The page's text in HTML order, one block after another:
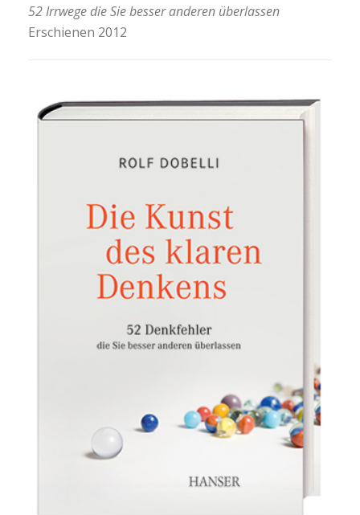
52 Irrwege die Sie besser anderen überlassen
Erschienen 2012